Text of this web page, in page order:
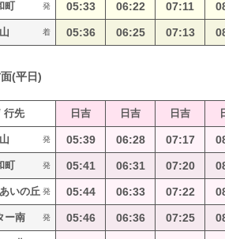
町 発 05:33 06:22 07:11
着 05:36 06:25 07:13
(平日)
行先 日吉 日吉 日吉
発 05:39 06:28 07:17
町 発 05:41 06:31 07:20
いの丘 発 05:44 06:33 07:22
ー南 発 05:46 06:36 07:25